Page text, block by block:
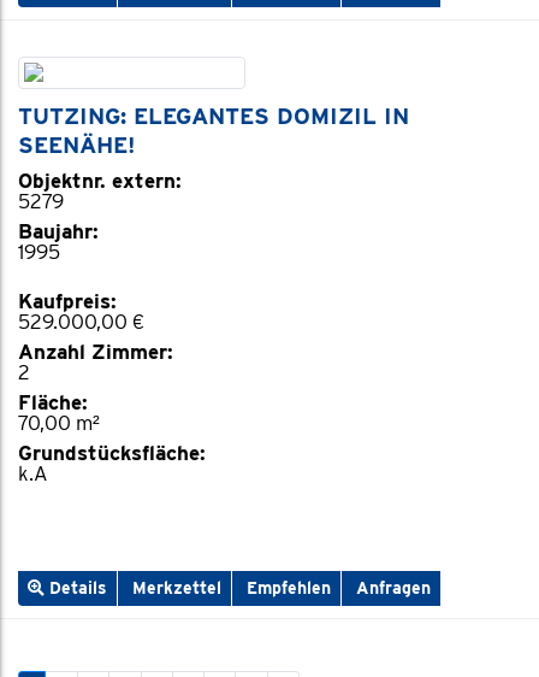
TUTZING: ELEGANTES DOMIZIL IN
SEENÄHE!
Objektnr. extern:
5279
Baujahr:
1995
Kaufpreis:
529.000,00 €
Anzahl Zimmer:
2
Fläche:
70,00 m²
Grundstücksfläche:
k.A
Details Merkzettel Empfehlen Anfragen